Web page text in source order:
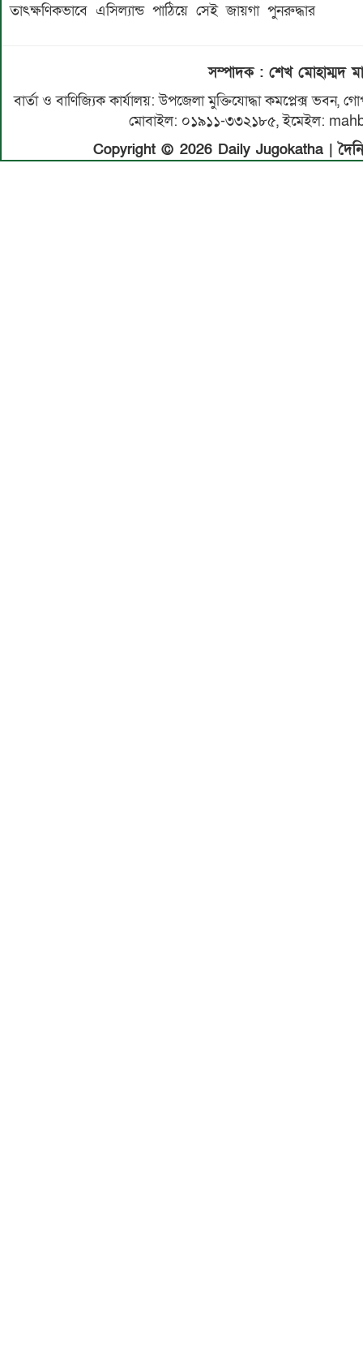
তাৎক্ষণিকভাবে এসিল্যান্ড পাঠিয়ে সেই জায়গা পুনরুদ্ধার
সম্পাদক : শেখ মোহাম্মদ
বার্তা ও বাণিজ্যিক কার্যালয়: উপজেলা মুক্তিযোদ্ধা কমপ্লেক্স
মোবাইল: ০১৯১১-৩৩২১৮৫, ইমেইল:
Copyright © 2026 Daily Jugokatha |